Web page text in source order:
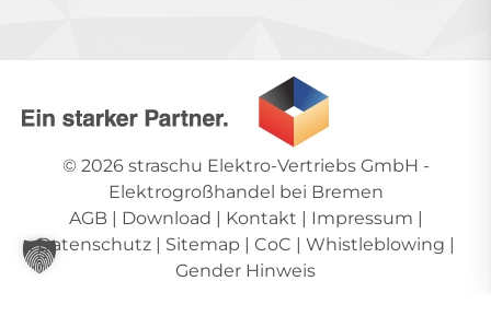
© 2026 straschu Elektro-Vertriebs GmbH -
Elektrogroßhandel bei Bremen
AGB | Download | Kontakt | Impressum |
Datenschutz| Sitemap | CoC | Whistleblowing |
Gender Hinweis